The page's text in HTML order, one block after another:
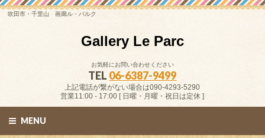
吹田市・千里山 画廊ル・パルク
Gallery Le Parc
お気軽にお問い合わせください
TEL 06-6387-9499
上記電話が繋がない場合は090-4293-5290
営業11:00 - 17:00 [ 日曜・月曜・祝日は定休 ]
MENU